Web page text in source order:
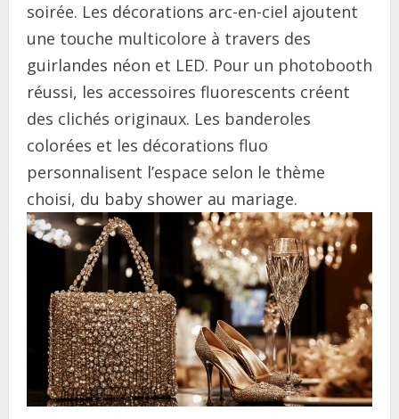
soirée. Les décorations arc-en-ciel ajoutent
une touche multicolore à travers des
guirlandes néon et LED. Pour un photobooth
réussi, les accessoires fluorescents créent
des clichés originaux. Les banderoles
colorées et les décorations fluo
personnalisent l’espace selon le thème
choisi, du baby shower au mariage.